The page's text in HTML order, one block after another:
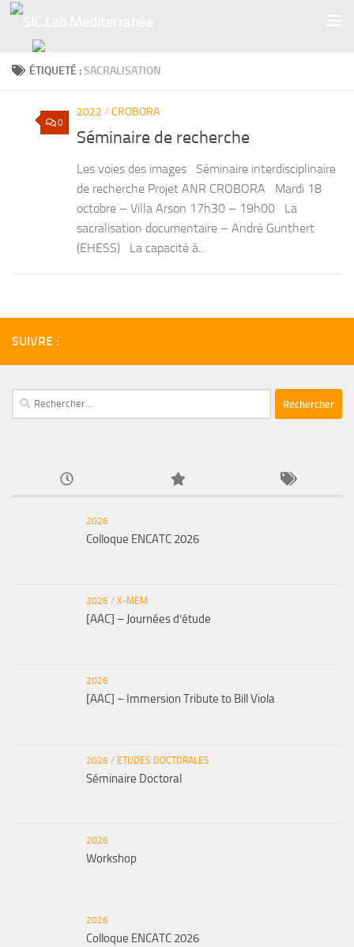
ÉTIQUETÉ :SACRALISATION
0
2022 / CROBORA
Séminaire de recherche
Les voies des images Séminaire interdisciplinaire
de recherche Projet ANR CROBORA Mardi 18
octobre – Villa Arson 17h30 – 19h00 La
sacralisation documentaire – André Gunthert
(EHESS) La capacité à...
SUIVRE :
Rechercher :
2026
Colloque ENCATC 2026
2026 / X-MEM
[AAC] – Journées d’étude
2026
[AAC] – Immersion Tribute to Bill Viola
2026 / ETUDES DOCTORALES
Séminaire Doctoral
2026
Workshop
2026
Colloque ENCATC 2026